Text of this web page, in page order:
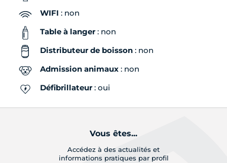
WIFI : non
Table à langer: non
Distributeur de boisson : non
Admission animaux : non
Défibrillateur: oui
Vous êtes...
Accédez à des actualités et
informations pratiques par profil